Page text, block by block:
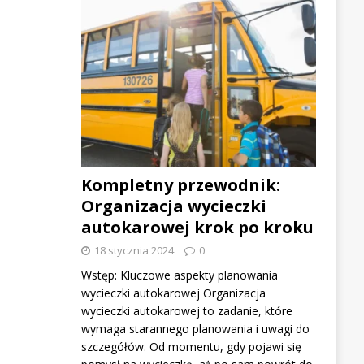
Kompletny przewodnik:
Organizacja wycieczki
autokarowej krok po kroku
18 stycznia 2024 0
Wstęp: Kluczowe aspekty planowania
wycieczki autokarowej Organizacja
wycieczki autokarowej to zadanie, które
wymaga starannego planowania i uwagi do
szczegółów. Od momentu, gdy pojawi się